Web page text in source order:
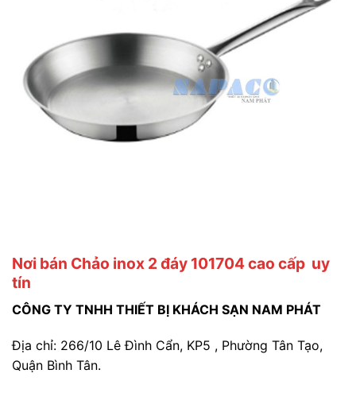
Nơi bán Chảo inox 2 đáy 101704 cao cấp uy
tín
CÔNG TY TNHH THIẾT BỊ KHÁCH SẠN NAM PHÁT
Địa chỉ: 266/10 Lê Đình Cẩn, KP5 , Phường Tân Tạo,
Quận Bình Tân.